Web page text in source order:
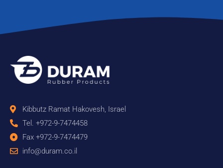
Kibbutz Ramat Hakovesh, Israel
Tel. +972-9-7474458
Fax +972-9-7474479
info@duram.co.il